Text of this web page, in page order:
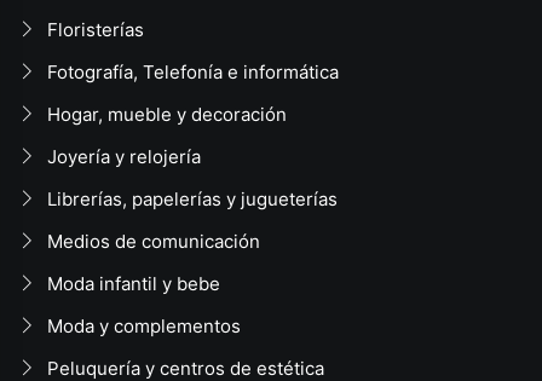
Floristerías
Fotografía, Telefonía e informática
Hogar, mueble y decoración
Joyería y relojería
Librerías, papelerías y jugueterías
Medios de comunicación
Moda infantil y bebe
Moda y complementos
Peluquería y centros de estética